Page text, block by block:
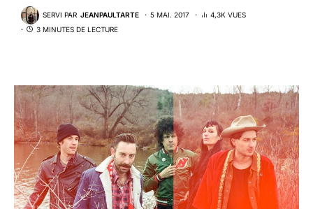
SERVI PAR JEANPAULTARTE 5 MAI. 2017
4,3K VUES
3 MINUTES DE LECTURE